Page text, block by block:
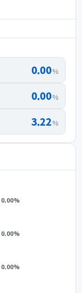
0.00%
0.00%
3.22%
0.00%
0.00%
0.00%